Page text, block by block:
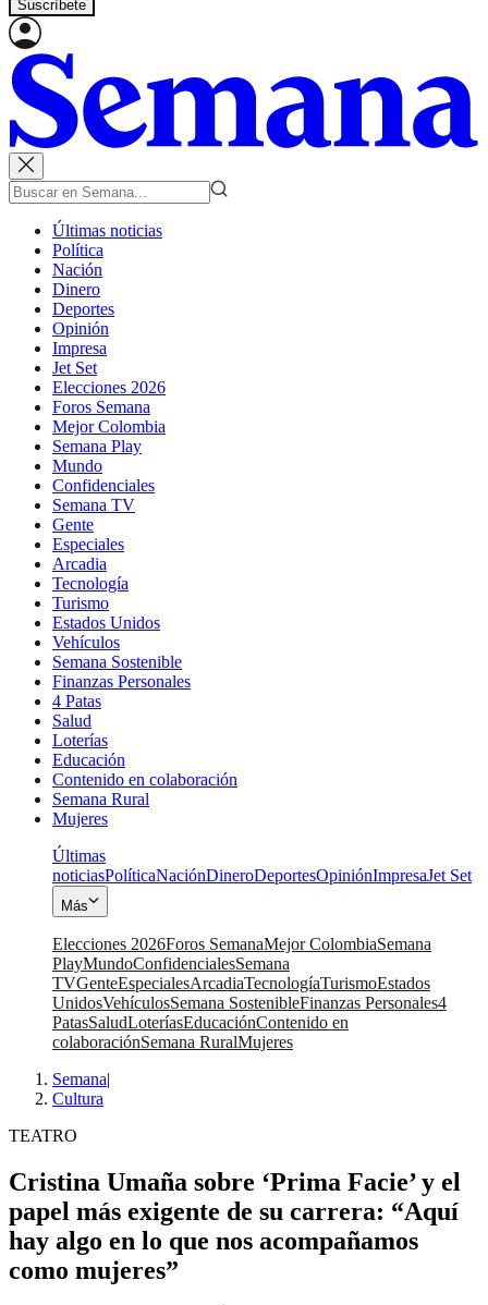
Suscríbete
Últimas noticias
Política
Nación
Dinero
Deportes
Opinión
Impresa
Jet Set
Elecciones 2026
Foros Semana
Mejor Colombia
Semana Play
Mundo
Confidenciales
Semana TV
Gente
Especiales
Arcadia
Tecnología
Turismo
Estados Unidos
Vehículos
Semana Sostenible
Finanzas Personales
4 Patas
Salud
Loterías
Educación
Contenido en colaboración
Semana Rural
Mujeres
Últimas
noticiasPolíticaNaciónDineroDeportesOpiniónImpresaJet Set
Más
Elecciones 2026Foros SemanaMejor ColombiaSemana
PlayMundoConfidencialesSemana
TVGenteEspecialesArcadiaTecnologíaTurismoEstados
UnidosVehículosSemana SostenibleFinanzas Personales4
PatasSaludLoteríasEducaciónContenido en
colaboraciónSemana RuralMujeres
Semana|
Cultura
TEATRO
Cristina Umaña sobre ‘Prima Facie’ y el
papel más exigente de su carrera: “Aquí
hay algo en lo que nos acompañamos
como mujeres”